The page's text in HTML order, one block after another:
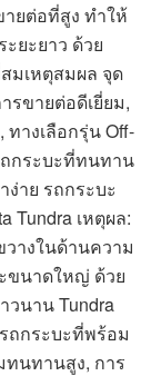
ยต่อที่สูง ทำให้
ยะยาว ด้วย
มเหตุสมผล จุด
รขายต่อดีเยี่ยม,
างเลือกรุ่น Off-
กระบะที่ทนทาน
าย รถกระบะ
Tundra เหตุผล:
วางในด้านความ
ขนาดใหญ่ ด้วย
วนาน Tundra
ถกระบะที่พร้อม
นทานสูง, การ